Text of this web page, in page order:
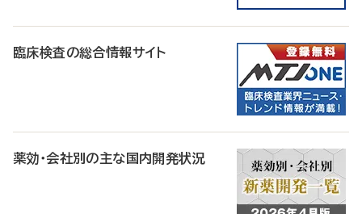
臨床検査の総合情報サイト
薬効・会社別の主な国内開発状況